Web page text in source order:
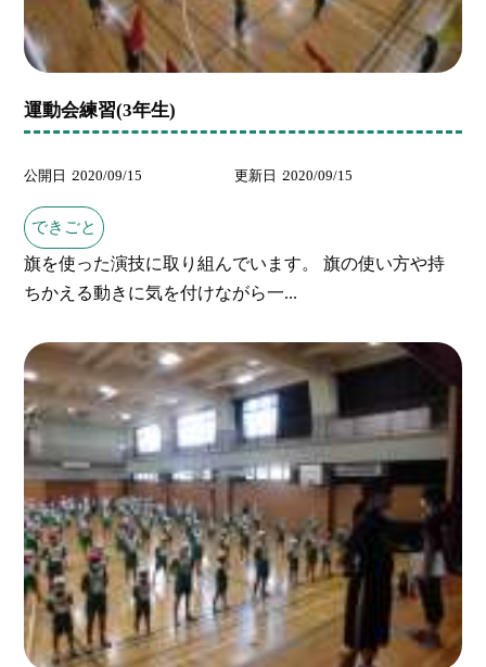
運動会練習(3年生)
公開日 2020/09/15 更新日 2020/09/15
できごと
旗を使った演技に取り組んでいます。 旗の使い方や持
ちかえる動きに気を付けながら一...